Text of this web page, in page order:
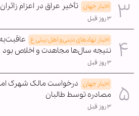
اخبار جهان تأخیر عراق در اعزام
۳ روز قبل
اخبار نهادهای دینی و اهل بیتی ع
نتیجه سال‌ها مجاهدت و اخلاص بود
۳ روز قبل
اخبار جهان درخواست مالک شهرک
مصادره توسط طالبان
۳ روز قبل